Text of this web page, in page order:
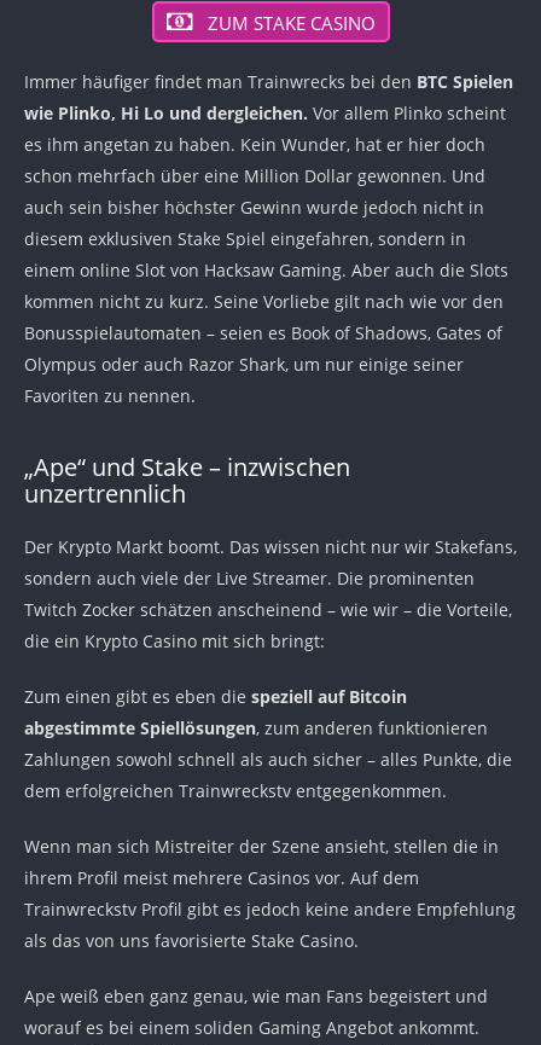
ZUM STAKE CASINO
Immer häufiger findet man Trainwrecks bei den BTC Spielen
wie Plinko, Hi Lo und dergleichen. Vor allem Plinko scheint
es ihm angetan zu haben. Kein Wunder, hat er hier doch
schon mehrfach über eine Million Dollar gewonnen. Und
auch sein bisher höchster Gewinn wurde jedoch nicht in
diesem exklusiven Stake Spiel eingefahren, sondern in
einem online Slot von Hacksaw Gaming. Aber auch die Slots
kommen nicht zu kurz. Seine Vorliebe gilt nach wie vor den
Bonusspielautomaten – seien es Book of Shadows, Gates of
Olympus oder auch Razor Shark, um nur einige seiner
Favoriten zu nennen.
„Ape“ und Stake – inzwischen
unzertrennlich
Der Krypto Markt boomt. Das wissen nicht nur wir Stakefans,
sondern auch viele der Live Streamer. Die prominenten
Twitch Zocker schätzen anscheinend – wie wir – die Vorteile,
die ein Krypto Casino mit sich bringt:
Zum einen gibt es eben die speziell auf Bitcoin
abgestimmte Spiellösungen, zum anderen funktionieren
Zahlungen sowohl schnell als auch sicher – alles Punkte, die
dem erfolgreichen Trainwreckstv entgegenkommen.
Wenn man sich Mistreiter der Szene ansieht, stellen die in
ihrem Profil meist mehrere Casinos vor. Auf dem
Trainwreckstv Profil gibt es jedoch keine andere Empfehlung
als das von uns favorisierte Stake Casino.
Ape weiß eben ganz genau, wie man Fans begeistert und
worauf es bei einem soliden Gaming Angebot ankommt.